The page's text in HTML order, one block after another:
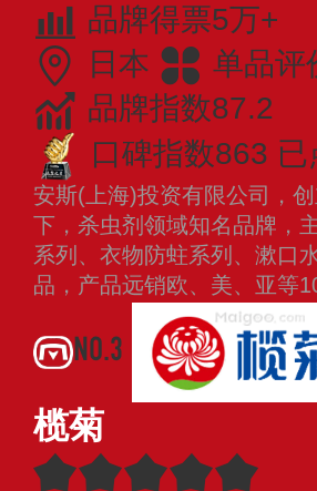
品牌得票5万+
日本
单品评
品牌指数87.2
口碑指数863
安斯(上海)投资有限公司，
下，杀虫剂领域知名品牌，
系列、衣物防蛀系列、漱口
品，产品远销欧、美、亚等
NO.3
榄菊